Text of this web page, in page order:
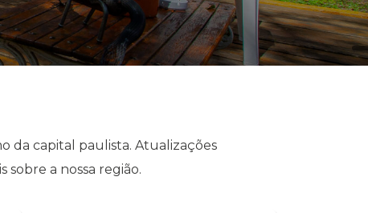
da capital paulista. Atualizações
a nossa região.